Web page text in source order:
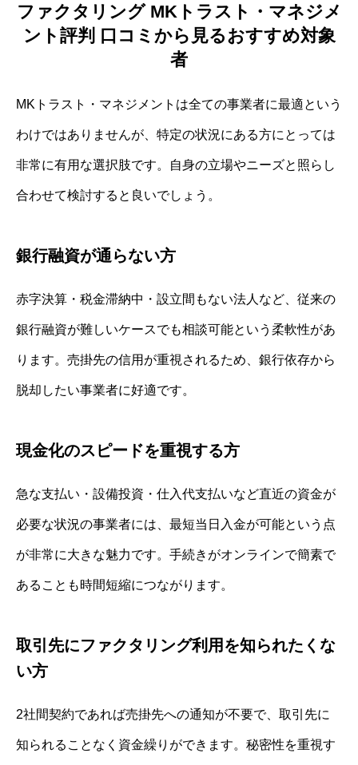
ファクタリング MKトラスト・マネジメ
ント評判 口コミから見るおすすめ対象
者
MKトラスト・マネジメントは全ての事業者に最適という
わけではありませんが、特定の状況にある方にとっては
非常に有用な選択肢です。自身の立場やニーズと照らし
合わせて検討すると良いでしょう。
銀行融資が通らない方
赤字決算・税金滞納中・設立間もない法人など、従来の
銀行融資が難しいケースでも相談可能という柔軟性があ
ります。売掛先の信用が重視されるため、銀行依存から
脱却したい事業者に好適です。
現金化のスピードを重視する方
急な支払い・設備投資・仕入代支払いなど直近の資金が
必要な状況の事業者には、最短当日入金が可能という点
が非常に大きな魅力です。手続きがオンラインで簡素で
あることも時間短縮につながります。
取引先にファクタリング利用を知られたくな
い方
2社間契約であれば売掛先への通知が不要で、取引先に
知られることなく資金繰りができます。秘密性を重視す